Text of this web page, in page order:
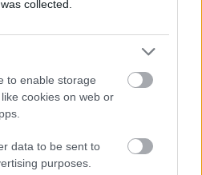
collected.
to enable storage
cookies on web or
data to be sent to
purposes.
δεύτερος
στο Κύπελλο
στο πόλο μετά από
5/8).
Πέμπα Ντόρζι
χρόνο ρεκόρ στην κορυφή
και 45 λεπτά.